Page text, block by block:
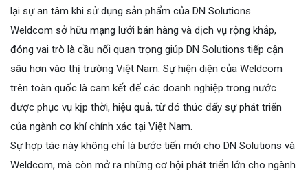
lại sự an tâm khi sử dụng sản phẩm của DN Solutions.
Weldcom sở hữu mạng lưới bán hàng và dịch vụ rộng khắp,
đóng vai trò là cầu nối quan trọng giúp DN Solutions tiếp cận
sâu hơn vào thị trường Việt Nam. Sự hiện diện của Weldcom
trên toàn quốc là cam kết để các doanh nghiệp trong nước
được phục vụ kịp thời, hiệu quả, từ đó thúc đẩy sự phát triển
của ngành cơ khí chính xác tại Việt Nam.
Sự hợp tác này không chỉ là bước tiến mới cho DN Solutions và
Weldcom, mà còn mở ra những cơ hội phát triển lớn cho ngành